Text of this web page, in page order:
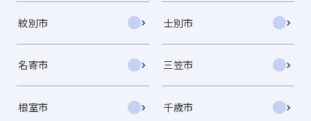
紋別市 士別市
名寄市 三笠市
根室市 千歳市